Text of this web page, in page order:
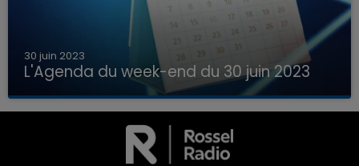
LA TEAM DU WEEK-END
30 juin 2023
L'Agenda du week-end du 30 juin 2023
Que faire ce week-end dans les hauts-de-
France, la Marne et les Ardennes ?